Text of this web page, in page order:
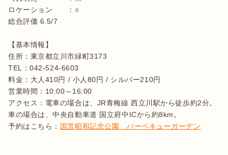
ロケーション　　：○
総合評価 6.5/7
【基本情報】
住所：東京都立川市緑町3173
TEL：042-524-6603
料金：大人410円 / 小人80円 / シルバー210円
営業時間：10:00～16:00
アクセス：電車の場合は、JR青梅線 西立川駅から徒歩約2分。
車の場合は、中央自動車道 国立府中ICから約8km。
予約はこちら： 国営昭和記念公園　バーベキューガーデン